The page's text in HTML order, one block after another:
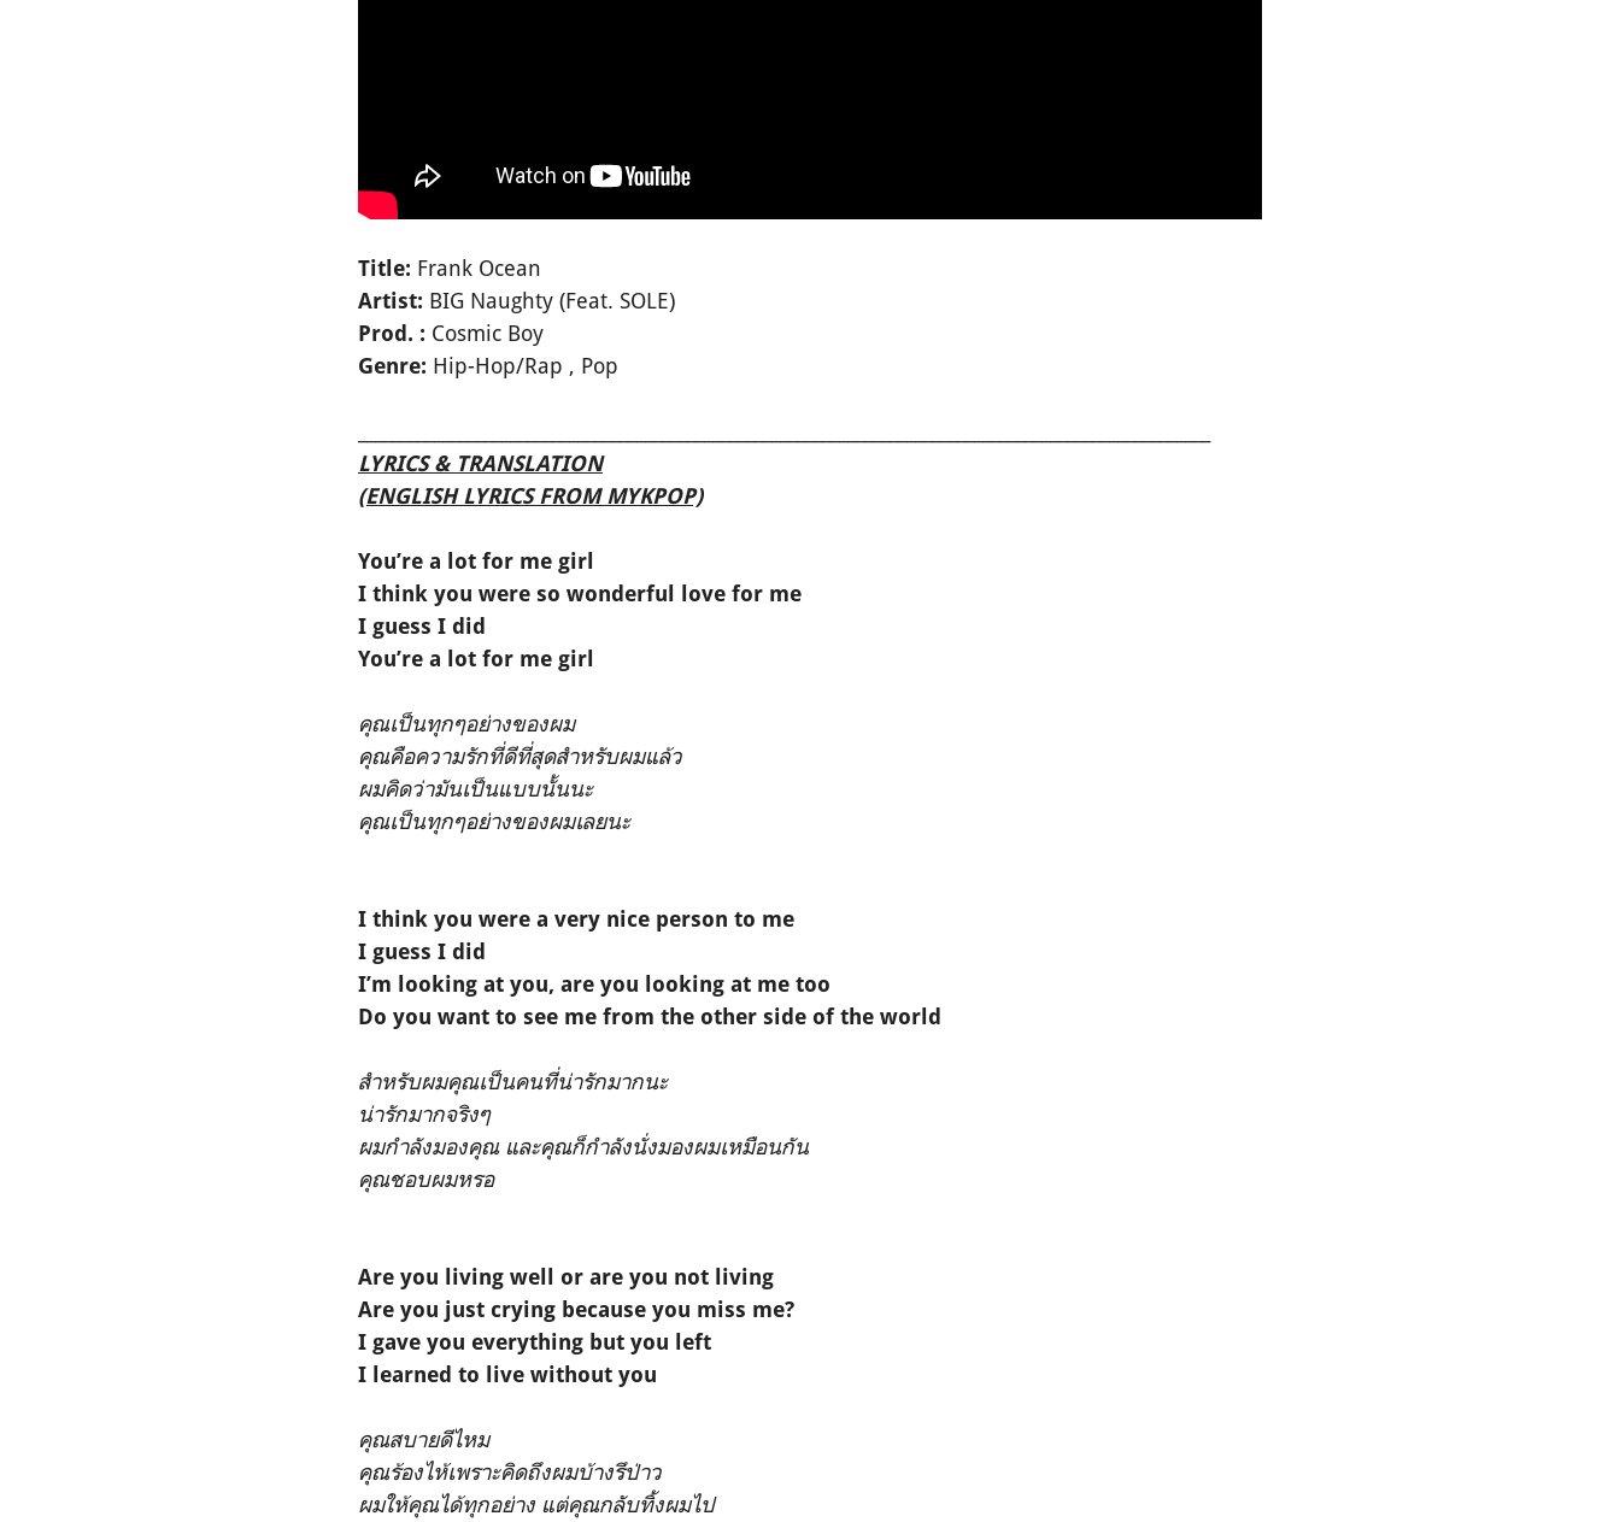
Title: Frank Ocean
Artist: BIG Naughty (Feat. SOLE)
Prod. : Cosmic Boy
Genre: Hip-Hop/Rap , Pop
LYRICS & TRANSLATION
(ENGLISH LYRICS FROM MYKPOP)
You’re a lot for me girl
I think you were so wonderful love for me
I guess I did
You’re a lot for me girl
คุณเป็นทุกๆอย่างของผม
คุณคือความรักที่ดีที่สุดสำหรับผมแล้ว
ผมคิดว่ามันเป็นแบบนั้นนะ
คุณเป็นทุกๆอย่างของผมเลยนะ
I think you were a very nice person to me
I guess I did
I’m looking at you, are you looking at me too
Do you want to see me from the other side of the world
สำหรับผมคุณเป็นคนที่น่ารักมากนะ
น่ารักมากจริงๆ
ผมกำลังมองคุณ และคุณก็กำลังนั่งมองผมเหมือนกัน
คุณชอบผมหรอ
Are you living well or are you not living
Are you just crying because you miss me?
I gave you everything but you left
I learned to live without you
คุณสบายดีไหม
คุณร้องไห้เพราะคิดถึงผมบ้างรึป่าว
ผมให้คุณได้ทุกอย่าง แต่คุณกลับทิ้งผมไป